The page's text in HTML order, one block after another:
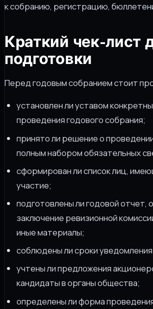
к собранию, регистрацию,
Краткий чек-лист
подготовки
Перед годовым собранием стоит
установлен ли уставом
проведения годового собрания;
принято ли решение о
полным набором обязательных
сформирован ли список лиц,
участие;
подготовлены ли годовой отчет,
заключение ревизионной
иные материалы;
соблюдены ли сроки
учтены ли предложения
кандидаты в органы общества;
определены ли форма